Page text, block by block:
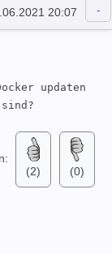
20:07
updaten
(2)
(0)